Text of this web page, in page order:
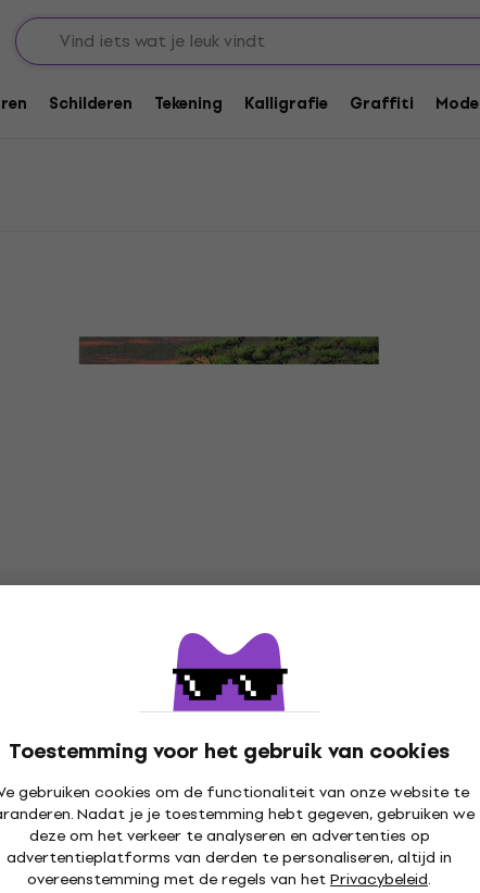
Schilderen Tekening Kalligrafie Graffiti
Toestemming voor het gebruik van cookies
gebruiken cookies om de functionaliteit van onze website te
Nadat je je toestemming hebt gegeven, gebruiken we
deze om het verkeer te analyseren en advertenties op
advertentieplatforms van derden te personaliseren, altijd in
overeenstemming met de regels van hetPrivacybeleid.
Borduurset
Gratis verzendingvanaf € 249 +3